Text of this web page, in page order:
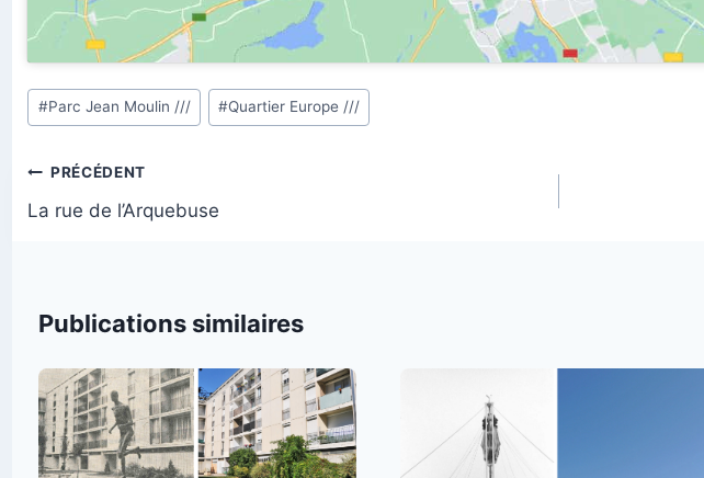
Étiquettes
de
publication :
#Parc Jean Moulin /// #Quartier Europe ///
Navigation
de
PRÉCÉDENT
La rue de l’Arquebuse
Publications similaires